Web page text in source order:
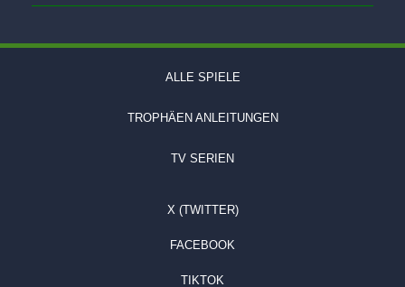
ALLE SPIELE
TROPHÄEN ANLEITUNGEN
TV SERIEN
X (TWITTER)
FACEBOOK
TIKTOK